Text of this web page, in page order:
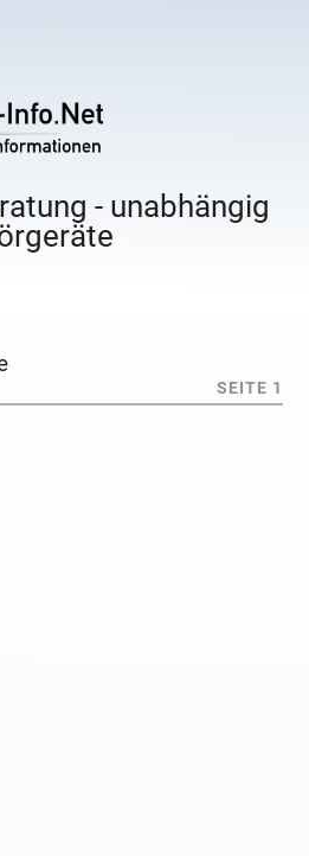
- unabhängig
SEITE 1